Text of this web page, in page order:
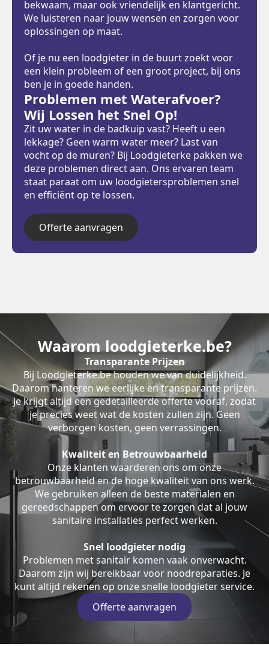
bekwaam, maar ook vriendelijk en klantgericht.
We luisteren naar jouw wensen en zorgen voor
oplossingen op maat.
Of je nu een loodgieter in de buurt zoekt voor
een klein probleem of een groot project, bij ons
ben je in goede handen.
Problemen met Waterafvoer?
Wij Lossen het Snel Op!
Zit uw water in de badkuip vast? Heeft u een
lekkage? Geen warm water meer? Last van
vocht op de muren? Bij Loodgieterke pakken we
deze problemen direct aan. Ons ervaren team
staat paraat om uw loodgietersproblemen snel
en efficiënt op te lossen.
Offerte aanvragen
Waarom loodgieterke.be?
Transparante Prijzen
Bij Loodgieterke.be houden we van duidelijkheid.
Daarom hanteren we eerlijke en transparante prijzen.
Je krijgt altijd een gedetailleerde offerte vooraf, zodat
je precies weet wat de kosten zullen zijn. Geen
verborgen kosten, geen verrassingen.
Kwaliteit en Betrouwbaarheid
Onze klanten waarderen ons om onze
betrouwbaarheid en de hoge kwaliteit van ons werk.
We gebruiken alleen de beste materialen en
gereedschappen om ervoor te zorgen dat al jouw
sanitaire installaties perfect werken.
Snel loodgieter nodig
Problemen met sanitair komen vaak onverwacht.
Daarom zijn wij bereikbaar voor noodreparaties. Je
kunt altijd rekenen op onze snelle loodgieter service.
Offerte aanvragen